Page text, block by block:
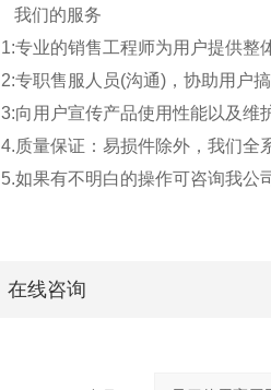
我们的服务
1:专业的销售工程师为用户提供整
2:专职售服人员(沟通)，协助用户
3:向用户宣传产品使用性能以及维
4.质量保证：易损件除外，我们全
5.如果有不明白的操作可咨询我公
在线咨询